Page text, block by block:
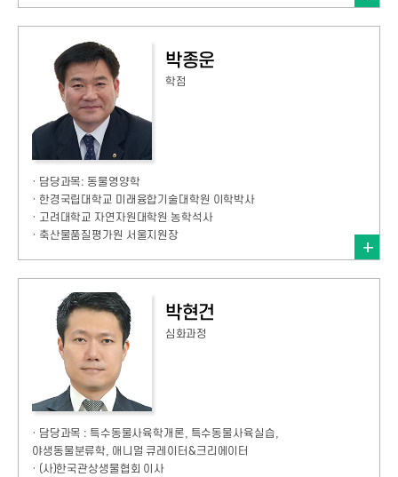
박종운
학점
· 담당과목: 동물영양학
· 한경국립대학교 미래융합기술대학원 이학박사
· 고려대학교 자연자원대학원 농학석사
· 축산물품질평가원 서울지원장
박현건
심화과정
· 담당과목 : 특수동물사육학개론, 특수동물사육실습,
야생동물분류학, 애니멀 큐레이터&크리에이터
· (사)한국관상생물협회 이사